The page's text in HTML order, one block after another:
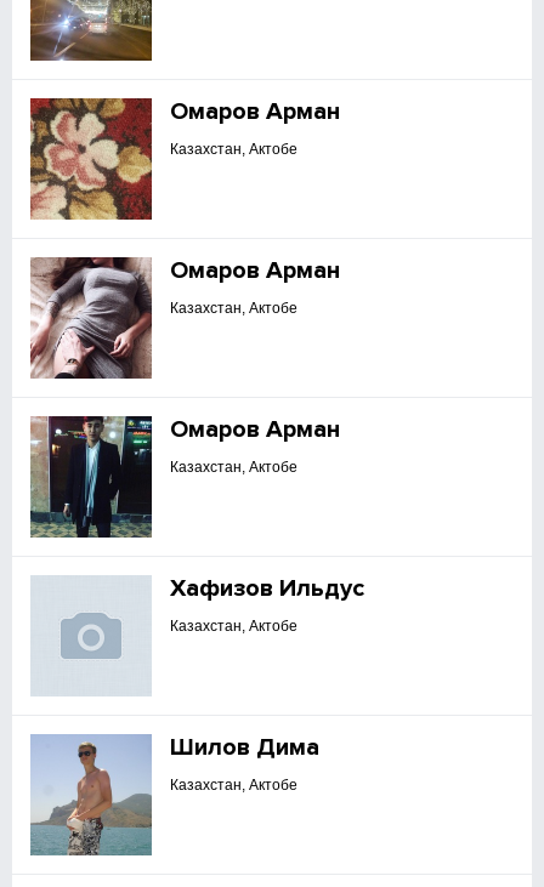
Омаров Арман
Казахстан, Актобе
Омаров Арман
Казахстан, Актобе
Омаров Арман
Казахстан, Актобе
Хафизов Ильдус
Казахстан, Актобе
Шилов Дима
Казахстан, Актобе